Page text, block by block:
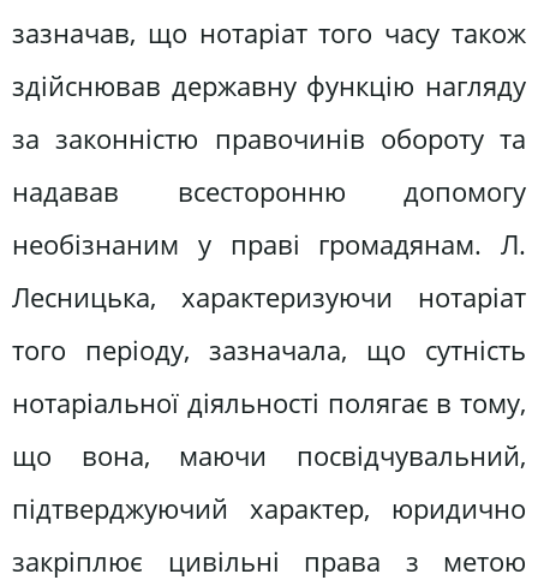
зазначав, що нотаріат того часу також
здійснював державну функцію нагляду
за законністю правочинів обороту та
надавав всесторонню допомогу
необізнаним у праві громадянам. Л.
Лесницька, характеризуючи нотаріат
того періоду, зазначала, що сутність
нотаріальної діяльності полягає в тому,
що вона, маючи посвідчувальний,
підтверджуючий характер, юридично
закріплює цивільні права з метою